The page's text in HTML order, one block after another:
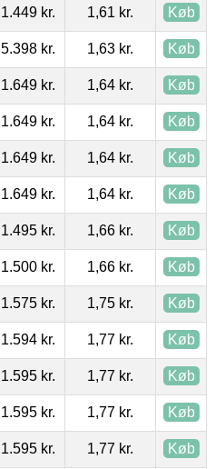
1.449 kr. 1,61 kr. Køb
5.398 kr. 1,63 kr. Køb
1.649 kr. 1,64 kr. Køb
1.649 kr. 1,64 kr. Køb
1.649 kr. 1,64 kr. Køb
1.649 kr. 1,64 kr. Køb
1.495 kr. 1,66 kr. Køb
1.500 kr. 1,66 kr. Køb
1.575 kr. 1,75 kr. Køb
1.594 kr. 1,77 kr. Køb
1.595 kr. 1,77 kr. Køb
1.595 kr. 1,77 kr. Køb
1.595 kr. 1,77 kr. Køb